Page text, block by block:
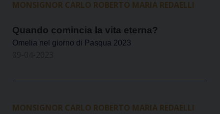
MONSIGNOR CARLO ROBERTO MARIA REDAELLI
Quando comincia la vita eterna?
Omelia nel giorno di Pasqua 2023
MONSIGNOR CARLO ROBERTO MARIA REDAELLI